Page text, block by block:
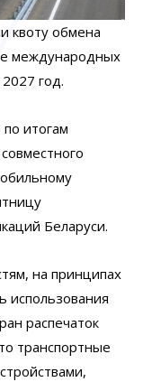
квоту обмена
международных
год.
итогам
Беларуси.
на принципах
использования
распечаток
транспортные